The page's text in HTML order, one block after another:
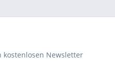
kostenlosen Newsletter